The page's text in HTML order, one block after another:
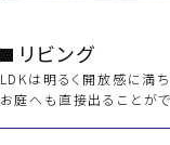
リビング
LDKは明るく開放感に満
お庭へも直接出ることがで